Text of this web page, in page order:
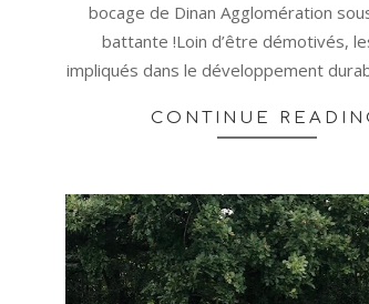
bocage de Dinan Agglomération
battante !Loin d’être démotivés,
impliqués dans le développement
CONTINUE